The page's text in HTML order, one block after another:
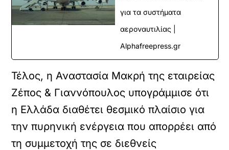
για τα συστήματα
αεροναυτιλίας |
Alphafreepress.gr
Τέλος, η Αναστασία Μακρή της εταιρείας
Ζέπος & Γιαννόπουλος υπογράμμισε ότι
η Ελλάδα διαθέτει θεσμικό πλαίσιο για
την πυρηνική ενέργεια που απορρέει από
τη συμμετοχή της σε διεθνείς